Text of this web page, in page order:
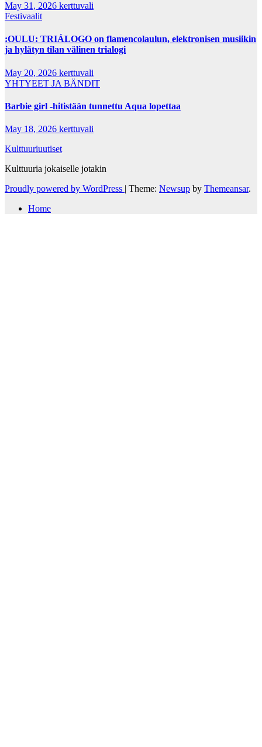
May 31, 2026 kerttuvali
Festivaalit
:OULU: TRIÁLOGO on flamencolaulun, elektronisen musiikin
ja hylätyn tilan välinen trialogi
May 20, 2026 kerttuvali
YHTYEET JA BÄNDIT
Barbie girl -hitistään tunnettu Aqua lopettaa
May 18, 2026 kerttuvali
Kulttuuriuutiset
Kulttuuria jokaiselle jotakin
Proudly powered by WordPress | Theme: Newsup by Themeansar.
Home